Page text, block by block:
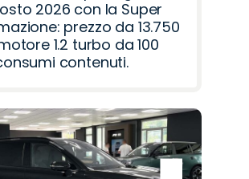
2026 con la Super
prezzo da 13.750
1.2 turbo da 100
contenuti.